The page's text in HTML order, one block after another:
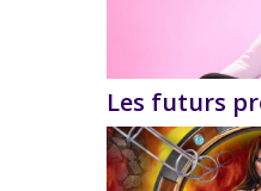
Les futurs